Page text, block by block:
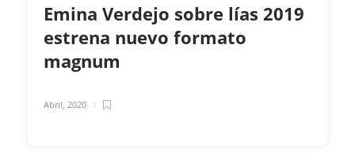
Emina Verdejo sobre lías 2019
estrena nuevo formato
magnum
Abril, 2020